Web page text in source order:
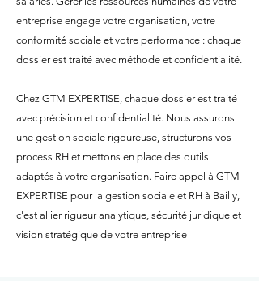
entreprise engage votre organisation, votre
conformité sociale et votre performance : chaque
dossier est traité avec méthode et confidentialité.
Chez GTM EXPERTISE, chaque dossier est traité
avec précision et confidentialité. Nous assurons
une gestion sociale rigoureuse, structurons vos
process RH et mettons en place des outils
adaptés à votre organisation. Faire appel à GTM
EXPERTISE pour la gestion sociale et RH à Bailly,
c'est allier rigueur analytique, sécurité juridique et
vision stratégique de votre entreprise